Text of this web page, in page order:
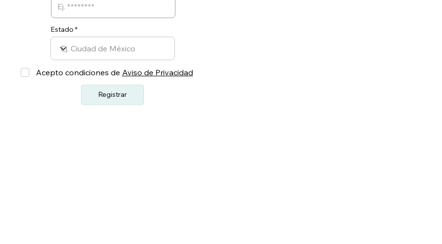
Registrar
Acepto condiciones de Aviso de Privacidad
Estado